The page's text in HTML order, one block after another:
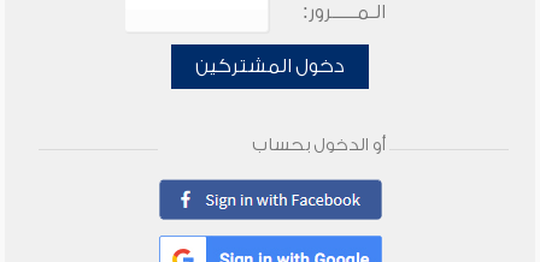
الـمـــــرور:
دخول المشتركين
أو الدخول بحساب